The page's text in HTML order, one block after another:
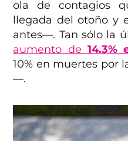
ola de contagios
llegada del otoño y
antes—. Tan sólo la
aumento de 14.3%
10% en muertes por
—.